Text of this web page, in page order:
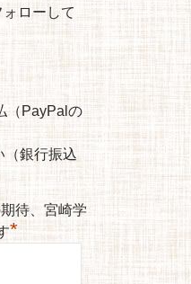
ローして
（PayPalの
（銀行振込
待、宮崎学
*